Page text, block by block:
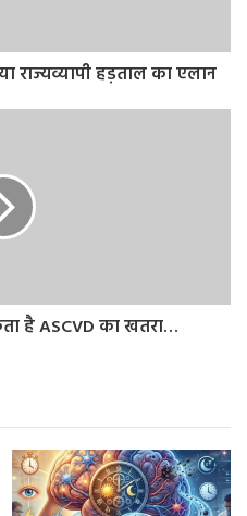
में फैला हुआ है। इस जगह को
जाना जाता है। यहां भगवान
के रूप में दर्शन देते हैं।
है जो आज भी रहस्यमयी है।
पड़ता है इस गुफा को देखने
कि भगवान शिव और पांडवों ने
से इस गुफा को पांडव गुफा भी
के भी दर्शन कर सकते हैं।
राज्यव्यापी हड़ताल का एलान
है ASCVD का खतरा…